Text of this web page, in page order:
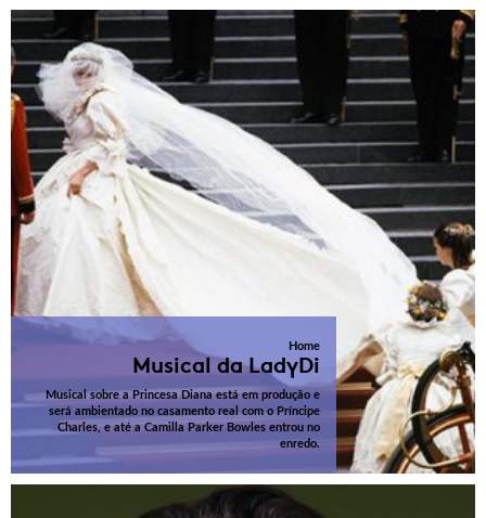
Home
Musical da LadyDi
Musical sobre a Princesa Diana está em produção e
será ambientado no casamento real com o Príncipe
Charles, e até a Camilla Parker Bowles entrou no
enredo.